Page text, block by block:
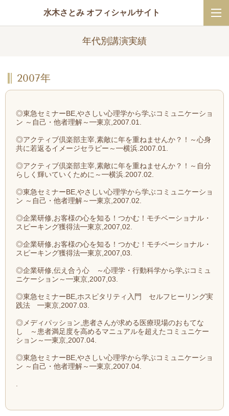
水木さとみ オフィシャルサイト
年代別講演実績
2007年
◎東急セミナーBE,やさしい心理学から学ぶコミュニケーショ
ン ～自己・他者理解～━東京,2007.01.
◎アクティブ倶楽部主宰,素敵に年を重ねませんか？！～心身
共に若返るイメージセラピー～━横浜.2007.01.
◎アクティブ倶楽部主宰,素敵に年を重ねませんか？！～自分
らしく輝いていくために～━横浜.2007.02.
◎東急セミナーBE,やさしい心理学から学ぶコミュニケーショ
ン ～自己・他者理解～━東京,2007.02.
◎企業研修,お客様の心を知る！つかむ！モチベーショナル・
スピーキング獲得法━東京,2007,02.
◎企業研修,お客様の心を知る！つかむ！モチベーショナル・
スピーキング獲得法━東京,2007,03.
◎企業研修,伝え合う心 ～心理学・行動科学から学ぶコミュ
ニケーション～━東京,2007,03.
◎東急セミナーBE,ホスピタリティ入門 セルフヒーリング実
践法 ━東京,2007.03.
◎メディパッション,患者さんが求める医療現場のおもてな
し ～患者満足度を高めるマニュアルを超えたコミュニケー
ション～━東京,2007.04.
◎東急セミナーBE,やさしい心理学から学ぶコミュニケーショ
ン ～自己・他者理解～━東京,2007.04.